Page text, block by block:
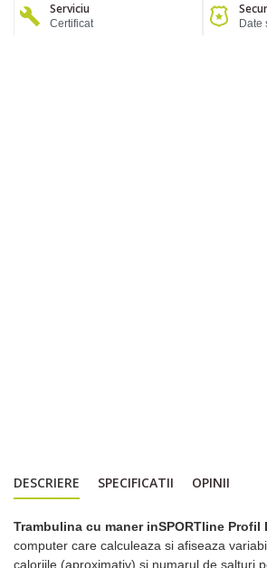
Serviciu
Certificat Date
DESCRIERE SPECIFICATII OPINII
Trambulina cu maner inSPORTline ProfiI
computer care calculeaza si afiseaza
caloriile (aproximativ) si numarul de salturi